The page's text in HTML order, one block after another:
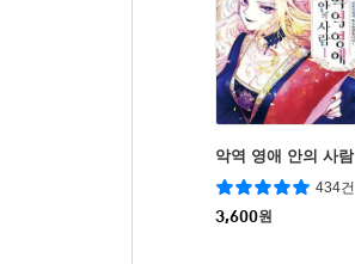
악역 영애 안의 사람
434건
3,600원